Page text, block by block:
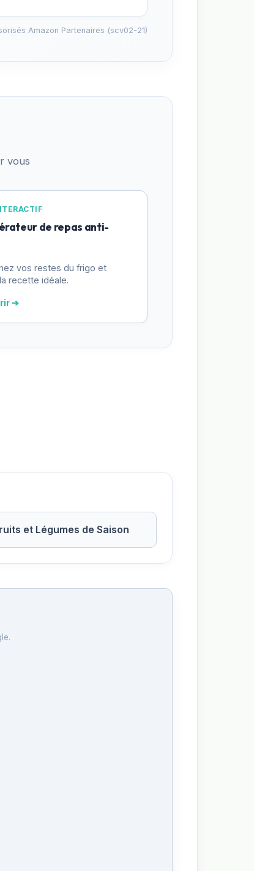
Amazon Partenaires (scv02-21)
vous
de repas anti-
vos restes du frigo et
recette idéale.
➔
et Légumes de Saison